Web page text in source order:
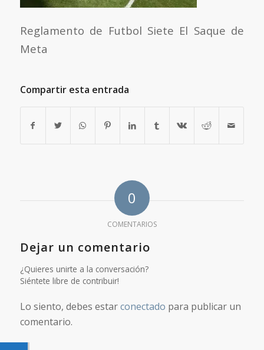
Reglamento de Futbol Siete El Saque de
Meta
Compartir esta entrada
0
COMENTARIOS
Dejar un comentario
¿Quieres unirte a la conversación?
Siéntete libre de contribuir!
Lo siento, debes estarconectado para publicar un
comentario.